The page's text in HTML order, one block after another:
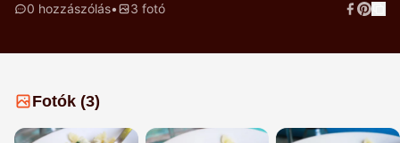
0 hozzászólás• 3 fotó
Fotók (3)